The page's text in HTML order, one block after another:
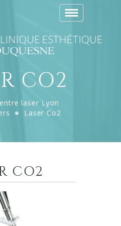
Toggle
navigation
CO2
laser Lyon
Laser Co2
CO2